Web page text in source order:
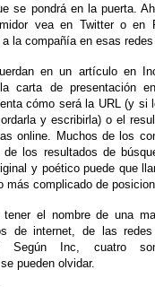
se pondrá en la puerta.
vea en Twitter o en
la compañía en esas redes
en un artículo en
carta de presentación
cómo será la URL (y si
y escribirla) o el
online. Muchos de los
los resultados de
y poético puede que
más complicado de
el nombre de una
de internet, de las
Según Inc, cuatro
pueden olvidar.